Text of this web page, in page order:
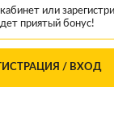
или
приятый бонус!
/ ВХОД